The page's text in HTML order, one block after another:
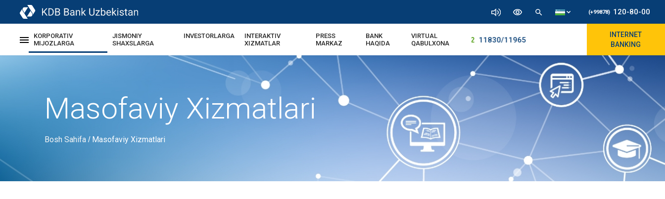
(+99878) 120-80-00
KORPORATIV
MIJOZLARGA
JISMONIY
SHAXSLARGA
INVESTORLARGA
INTERAKTIV
XIZMATLAR
PRESS
MARKAZ
BANK
HAQIDA
VIRTUAL
QABULXONA
USD | UZS 11886.72 11830/11965
INTERNET
BANKING
Masofaviy Xizmatlari
Bosh Sahifa / Masofaviy Xizmatlari